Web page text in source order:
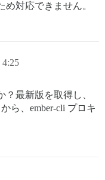
対応できません。
最新版を取得し、
ら、ember-cli プロキ